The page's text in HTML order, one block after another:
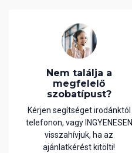
Nem találja a
megfelelő
szobatípust?
Kérjen segítséget irodánktól
telefonon, vagy INGYENESEN
visszahívjuk, ha az
ajánlatkérést kitölti!